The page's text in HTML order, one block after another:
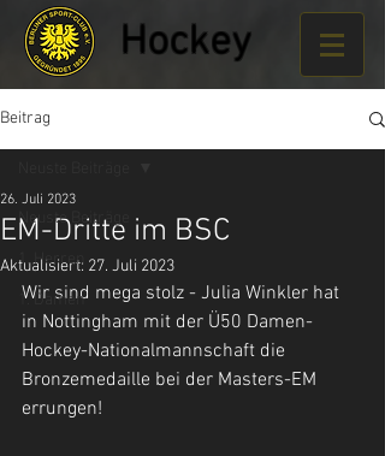
Hockey
Beitrag
Neuste Beiträge
1. Herren
1. Damen
EM-Dritte im BSC
26. Juli 2023
Aktualisiert: 27. Juli 2023
Wir sind mega stolz - Julia Winkler hat
in Nottingham mit der Ü50 Damen-
Hockey-Nationalmannschaft die
Bronzemedaille bei der Masters-EM
errungen!